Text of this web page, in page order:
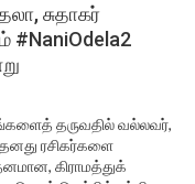
சுதாகர்
#NaniOdela2
தருவதில் வல்லவர்,
ரசிகர்களை
கிராமத்துக்